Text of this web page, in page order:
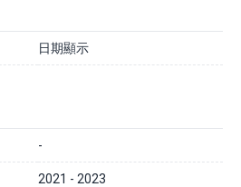
日期顯示
-
2021 - 2023